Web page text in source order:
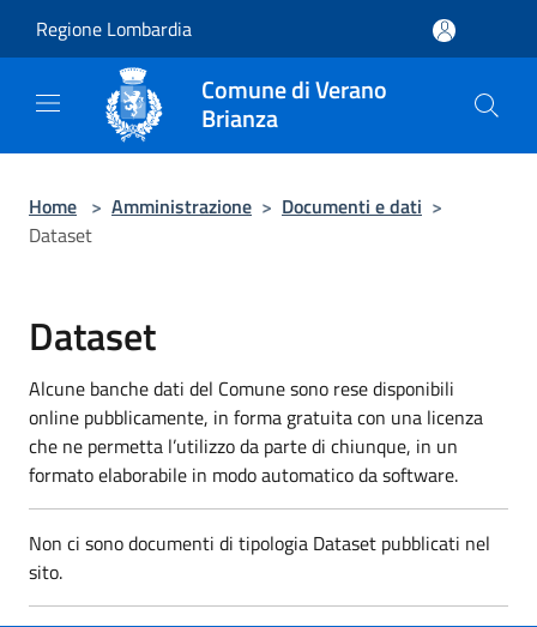
Regione Lombardia
Comune di Verano
Brianza
Home > Amministrazione > Documenti e dati >
Dataset
Dataset
Alcune banche dati del Comune sono rese disponibili
online pubblicamente, in forma gratuita con una licenza
che ne permetta l’utilizzo da parte di chiunque, in un
formato elaborabile in modo automatico da software.
Non ci sono documenti di tipologia Dataset pubblicati nel
sito.